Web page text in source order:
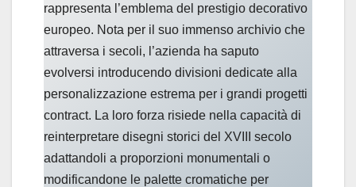
rappresenta l’emblema del prestigio decorativo
europeo. Nota per il suo immenso archivio che
attraversa i secoli, l’azienda ha saputo
evolversi introducendo divisioni dedicate alla
personalizzazione estrema per i grandi progetti
contract. La loro forza risiede nella capacità di
reinterpretare disegni storici del XVIII secolo
adattandoli a proporzioni monumentali o
modificandone le palette cromatiche per